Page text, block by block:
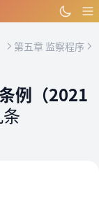
第五章 监察程序
例（2021